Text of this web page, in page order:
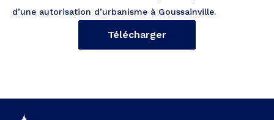
d’une autorisation d’urbanisme à Goussainville.
Télécharger